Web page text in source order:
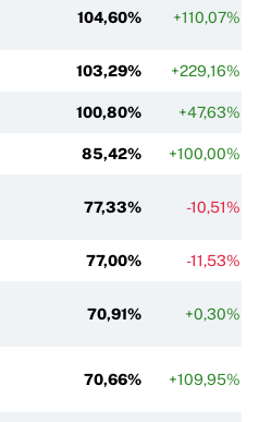
104,60% +110,07%
103,29% +229,16%
100,80% +47,63%
85,42% +100,00%
77,33% -10,51%
77,00% -11,53%
70,91% +0,30%
70,66% +109,95%